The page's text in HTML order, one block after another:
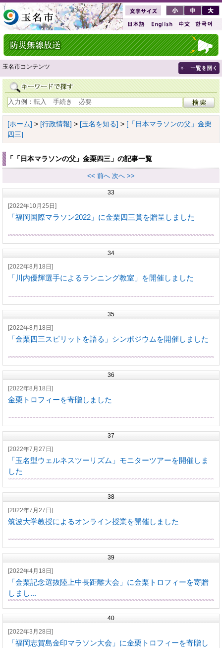
玉名市コンテンツ
[ホーム] > [行政情報] > [玉名を知る] > [「日本マラソンの父」金栗
四三]
「「日本マラソンの父」金栗四三」の記事一覧
<< 前へ 次へ >>
33
[2022年10月25日]
「福岡国際マラソン2022」に金栗四三賞を贈呈しました
34
[2022年8月18日]
「川内優輝選手によるランニング教室」を開催しました
35
[2022年8月18日]
「金栗四三スピリットを語る」シンポジウムを開催しました
36
[2022年8月18日]
金栗トロフィーを寄贈しました
37
[2022年7月27日]
「玉名型ウェルネスツーリズム」モニターツアーを開催しま
した
38
[2022年7月27日]
筑波大学教授によるオンライン授業を開催しました
39
[2022年4月18日]
「金栗記念選抜陸上中長距離大会」に金栗トロフィーを寄贈
しまし...
40
[2022年3月28日]
「福岡志賀島金印マラソン大会」に金栗トロフィーを寄贈し